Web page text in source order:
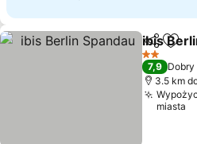
ibis
2 Kategoria
7,9 Dobry
3.5 km
miasta